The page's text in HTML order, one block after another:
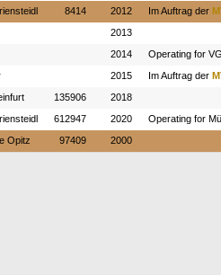
8414 2012 Im Auftrag der
2013
2014 Operating for
2015 Im Auftrag der
135906 2018
612947 2020 Operating for
Opitz 97409 2000